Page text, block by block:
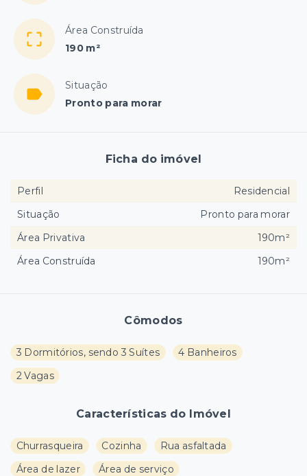
Área Construída
190 m²
Situação
Pronto para morar
Cômodos
3 Dormitórios, sendo 3 Suítes
4 Banheiros
2 Vagas
Características do Imóvel
Churrasqueira Cozinha
Rua asfaltada
Área de lazer
Área de serviço
Ficha do imóvel
Perfil
Residencial
Situação
Pronto para morar
Área Privativa
190m²
Área Construída
190m²